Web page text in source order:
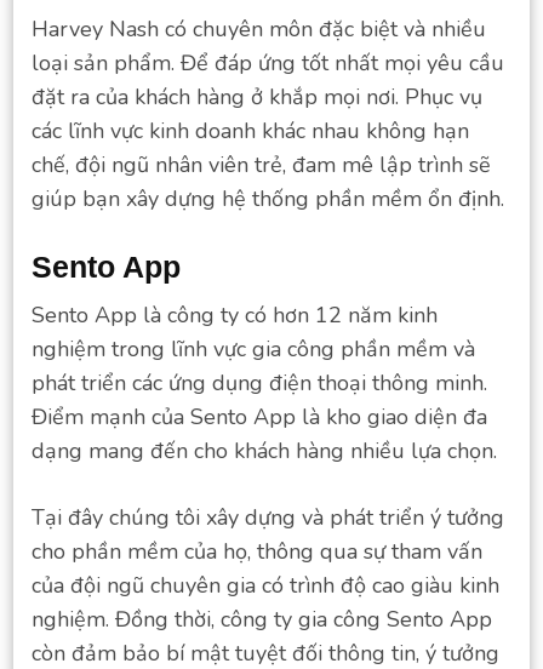
Harvey Nash có chuyên môn đặc biệt và nhiều
loại sản phẩm. Để đáp ứng tốt nhất mọi yêu cầu
đặt ra của khách hàng ở khắp mọi nơi. Phục vụ
các lĩnh vực kinh doanh khác nhau không hạn
chế, đội ngũ nhân viên trẻ, đam mê lập trình sẽ
giúp bạn xây dựng hệ thống phần mềm ổn định.
Sento App
Sento App là công ty có hơn 12 năm kinh
nghiệm trong lĩnh vực gia công phần mềm và
phát triển các ứng dụng điện thoại thông minh.
Điểm mạnh của Sento App là kho giao diện đa
dạng mang đến cho khách hàng nhiều lựa chọn.
Tại đây chúng tôi xây dựng và phát triển ý tưởng
cho phần mềm của họ, thông qua sự tham vấn
của đội ngũ chuyên gia có trình độ cao giàu kinh
nghiệm. Đồng thời, công ty gia công Sento App
còn đảm bảo bí mật tuyệt đối thông tin, ý tưởng